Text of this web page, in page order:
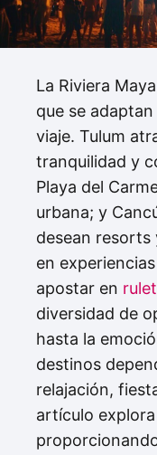
La Riviera
que se
viaje. Tulum
tranquilidad y
Playa del
urbana; y
desean
en
apostar en
diversidad de
hasta la
destinos
relajación,
artículo